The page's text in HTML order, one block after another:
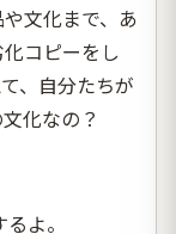
文化まで、あ
コピーをし
、自分たちが
化なの？
よ。